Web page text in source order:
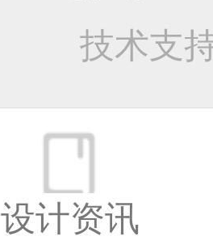
恭喜
恭喜
更多
技术支
设计资讯